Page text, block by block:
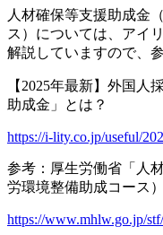
人材確保等支援助成金
ス）については、アイ
解説していますので、
【2025年最新】外国人
助成金」とは？
https://i-lity.co.jp/useful/
参考：厚生労働省「人
労環境整備助成コース）
https://www.mhlw.go.jp/